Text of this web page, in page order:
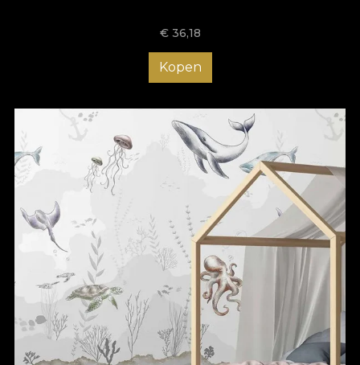
€ 36,18
Kopen